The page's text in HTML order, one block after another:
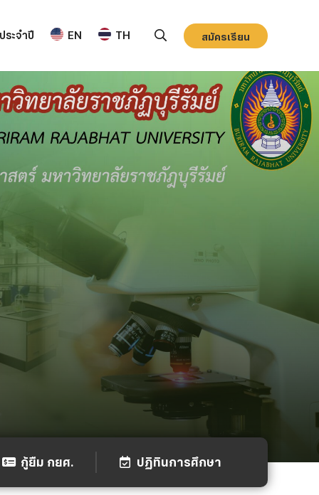
ระจำปี EN TH สมัครเรียน
กู้ยืม กยศ. ปฏิทินการศึกษา